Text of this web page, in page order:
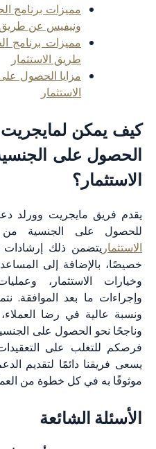
مميزات برنامج الحصول على
ونيفيس عن طريق الاستثمار
مميزات برنامج الحصول على
مزايا الحصول على جنسية سانت
لمايجريت وورلد
الجنسية
وورلد دعمًا شاملاً
الجنسية من خلال
ذلك إرشادات خبراء
إلى المساعدة الشاملة فيما
وعمليات التقديم،
بعد الموافقة. نتمتع بسجل
في رضا العملاء، مما يضمن
على الجنسية الكاريبية. تعزز
على التعقيدات وتحقيق
لتقديم الدعم والمشورة،
كل خطوة من العملية.